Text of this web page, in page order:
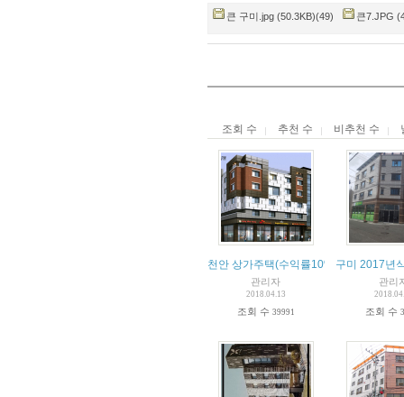
큰 구미.jpg (50.3KB)(49) 큰7.JPG
조회 수 추천 수 비추천 수
천안 상가주택(수익률10%)
관리자
2018.04.13
조회 수 39991
구미 2017년
관리
조회 수